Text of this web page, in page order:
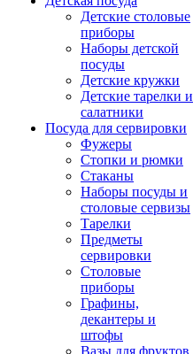
Детские столовые
приборы
Наборы детской
посуды
Детские кружки
Детские тарелки и
салатники
Посуда для сервировки
Фужеры
Стопки и рюмки
Стаканы
Наборы посуды и
столовые сервизы
Тарелки
Предметы
сервировки
Столовые
приборы
Графины,
декантеры и
штофы
Вазы для фруктов